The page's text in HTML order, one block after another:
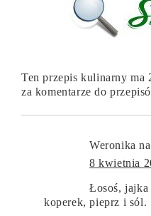
Ten przepis kulinarny ma
za komentarze do
Weronika
8 kwietnia
Łosoś, jajka
koperek, pieprz i sól.